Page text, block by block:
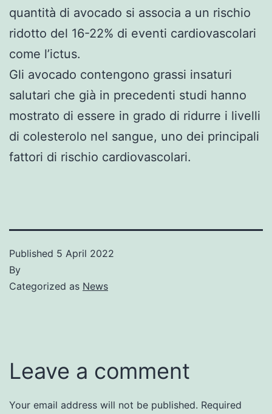
quantità di avocado si associa a un rischio
ridotto del 16-22% di eventi cardiovascolari
come l’ictus.
Gli avocado contengono grassi insaturi
salutari che già in precedenti studi hanno
mostrato di essere in grado di ridurre i livelli
di colesterolo nel sangue, uno dei principali
fattori di rischio cardiovascolari.
Published 5 April 2022
By
Categorized as News
Leave a comment
Your email address will not be published. Required